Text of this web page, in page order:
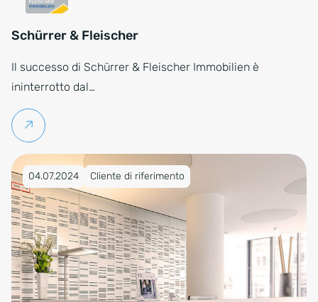
Schürrer & Fleischer
Il successo di Schürrer & Fleischer Immobilien è
ininterrotto dal…
Per saperne di più
Pubblicato su 04.07.2024
04.07.2024 Cliente di riferimento